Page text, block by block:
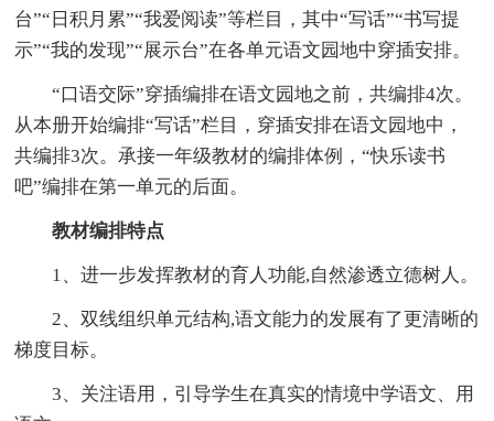
台”“日积月累”“我爱阅读”等栏目，其中“写话”“书写提
示”“我的发现”“展示台”在各单元语文园地中穿插安排。
“口语交际”穿插编排在语文园地之前，共编排4次。
从本册开始编排“写话”栏目，穿插安排在语文园地中，
共编排3次。承接一年级教材的编排体例，“快乐读书
吧”编排在第一单元的后面。
教材编排特点
1、进一步发挥教材的育人功能,自然渗透立德树人。
2、双线组织单元结构,语文能力的发展有了更清晰的
梯度目标。
3、关注语用，引导学生在真实的情境中学语文、用